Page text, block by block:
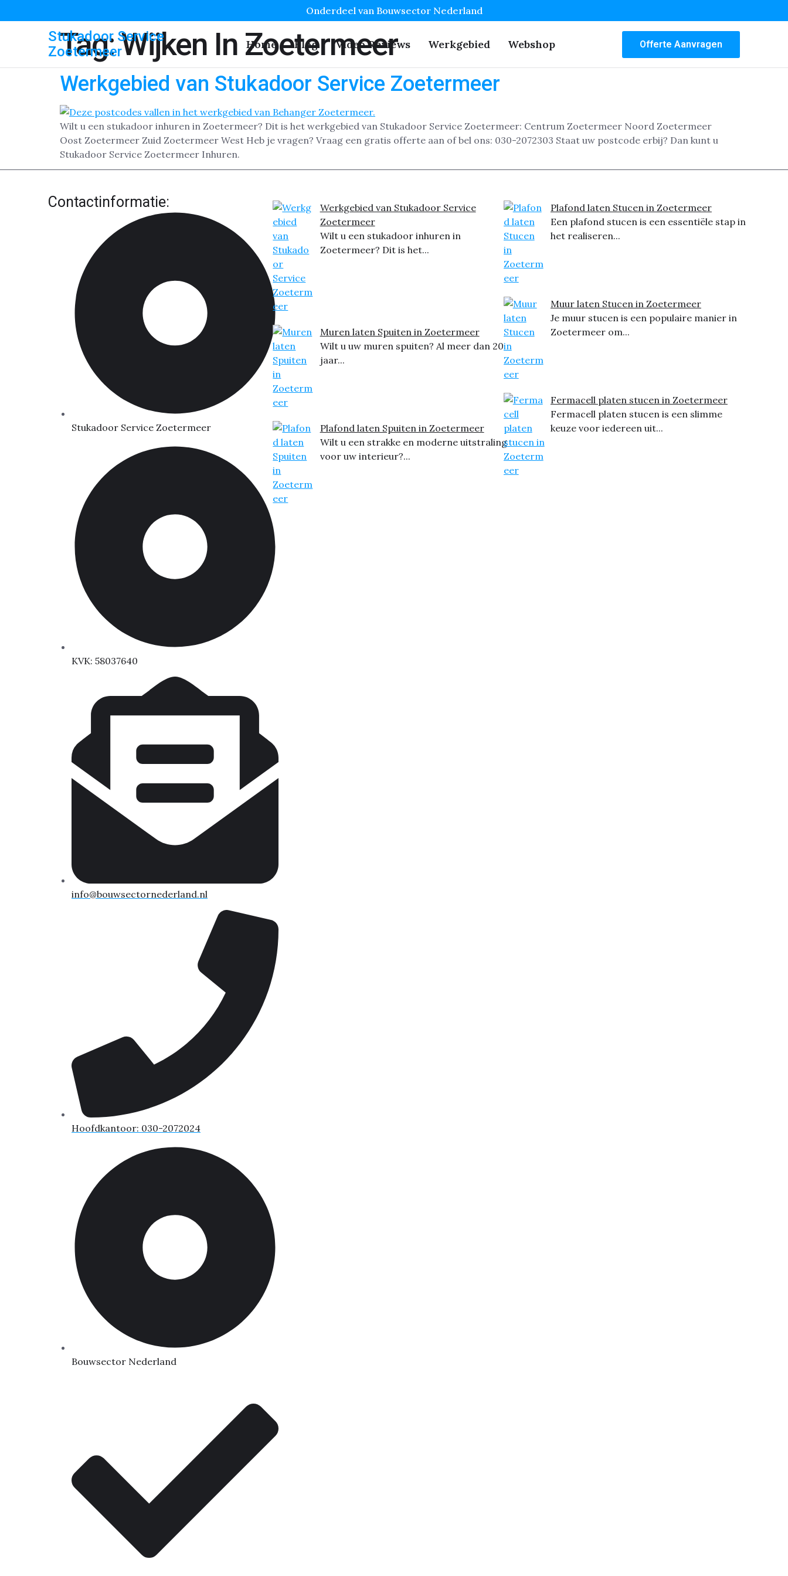
Onderdeel van Bouwsector Nederland
Stukadoor Service
Zoetermeer
Home Blog Video Reviews Werkgebied Webshop Offerte Aanvragen
Tag:Wijken In Zoetermeer
Werkgebied van Stukadoor Service Zoetermeer
Wilt u een stukadoor inhuren in Zoetermeer? Dit is het werkgebied van Stukadoor Service Zoetermeer: Centrum Zoetermeer Noord Zoetermeer
Oost Zoetermeer Zuid Zoetermeer West Heb je vragen? Vraag een gratis offerte aan of bel ons: 030-2072303 Staat uw postcode erbij? Dan kunt u
Stukadoor Service Zoetermeer Inhuren.
Contactinformatie:
Stukadoor Service Zoetermeer
KVK: 58037640
info@bouwsectornederland.nl
Hoofdkantoor: 030-2072024
Bouwsector Nederland
Werkgebied van Stukadoor Service
Zoetermeer
Wilt u een stukadoor inhuren in
Zoetermeer? Dit is het...
Muren laten Spuiten in Zoetermeer
Wilt u uw muren spuiten? Al meer dan 20
jaar...
Plafond laten Spuiten in Zoetermeer
Wilt u een strakke en moderne uitstraling
voor uw interieur?...
Plafond laten Stucen in Zoetermeer
Een plafond stucen is een essentiële stap in
het realiseren...
Muur laten Stucen in Zoetermeer
Je muur stucen is een populaire manier in
Zoetermeer om...
Fermacell platen stucen in Zoetermeer
Fermacell platen stucen is een slimme
keuze voor iedereen uit...